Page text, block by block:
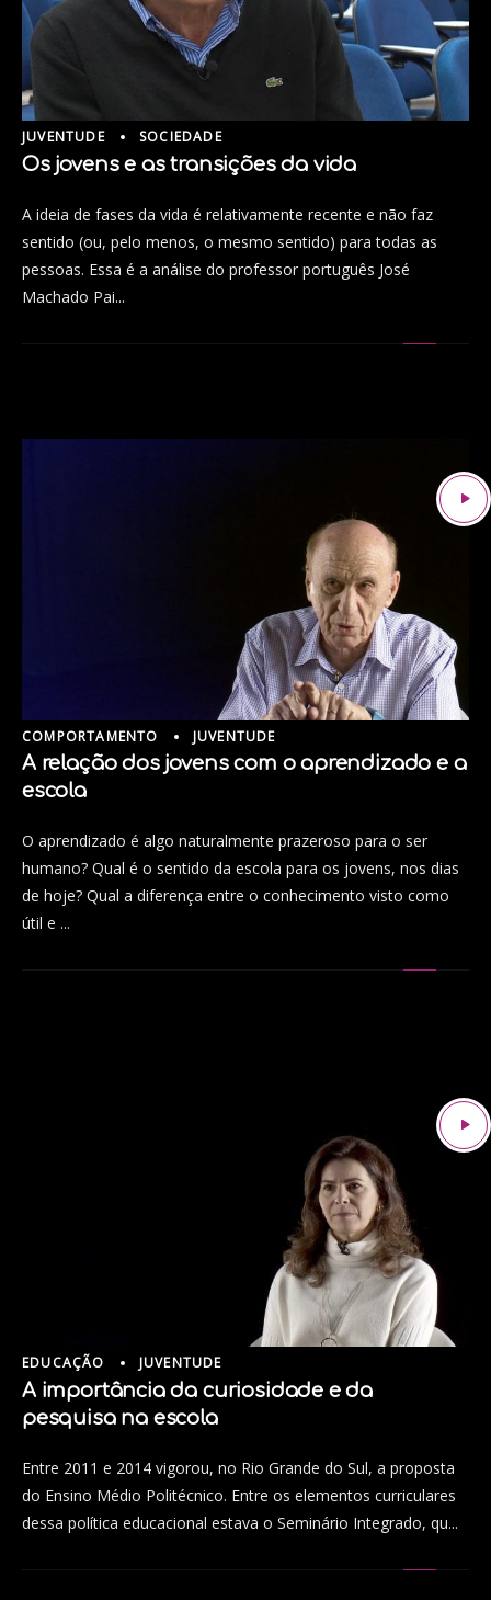
JUVENTUDE SOCIEDADE
Os jovens e as transições da vida
A ideia de fases da vida é relativamente recente e não faz
sentido (ou, pelo menos, o mesmo sentido) para todas as
pessoas. Essa é a análise do professor português José
Machado Pai...
COMPORTAMENTO JUVENTUDE
A relação dos jovens com o aprendizado e a
escola
O aprendizado é algo naturalmente prazeroso para o ser
humano? Qual é o sentido da escola para os jovens, nos dias
de hoje? Qual a diferença entre o conhecimento visto como
útil e ...
EDUCAÇÃO JUVENTUDE
A importância da curiosidade e da
pesquisa na escola
Entre 2011 e 2014 vigorou, no Rio Grande do Sul, a proposta
do Ensino Médio Politécnico. Entre os elementos curriculares
dessa política educacional estava o Seminário Integrado, qu...